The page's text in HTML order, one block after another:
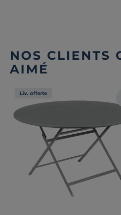
NOS CLIENTS
AIMÉ
Liv. offerte